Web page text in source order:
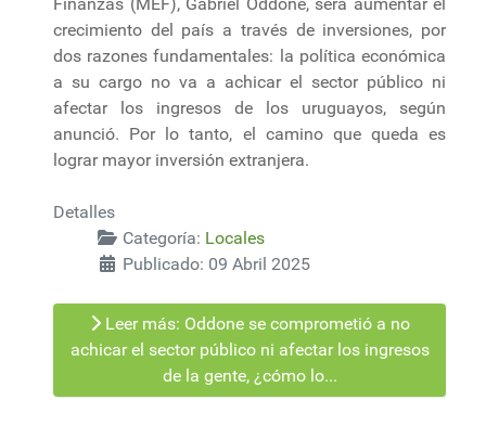
crecimiento del país a través de inversiones, por
dos razones fundamentales: la política económica
a su cargo no va a achicar el sector público ni
afectar los ingresos de los uruguayos, según
anunció. Por lo tanto, el camino que queda es
lograr mayor inversión extranjera.
Detalles
Categoría: Locales
Publicado: 09 Abril 2025
Leer más: Oddone se comprometió a no
achicar el sector público ni afectar los ingresos
de la gente, ¿cómo lo...